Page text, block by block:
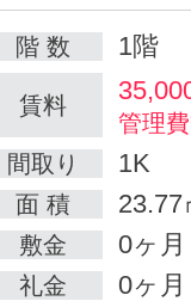
階 数 1階
賃料
管理
間取り
1K
面 積 23.77
敷金 0ヶ月
礼金 0ヶ月